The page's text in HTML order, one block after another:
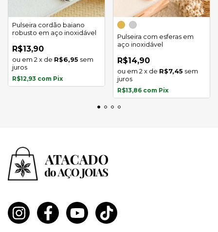
Pulseira cordão baiano
robusto em aço inoxidável
R$13,90
2 x de R$6,95 sem
juros
R$12,93 com Pix
Pulseira com esferas em
aço inoxidável
R$14,90
2 x de R$7,45 sem
juros
R$13,86 com Pix